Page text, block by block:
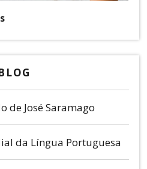
de José Saramago
da Língua Portuguesa